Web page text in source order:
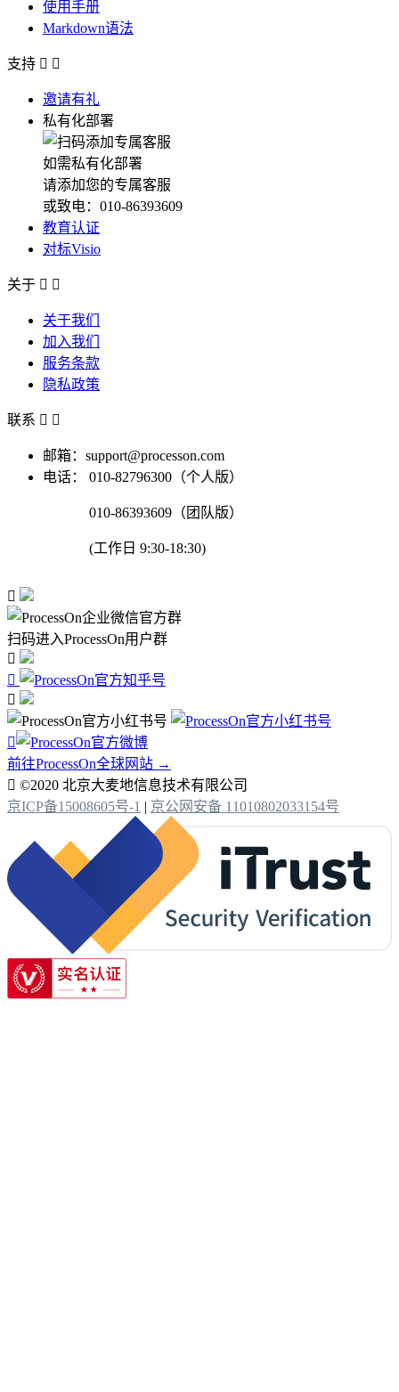
使用手册
Markdown语法
支持  
邀请有礼
私有化部署
如需私有化部署
请添加您的专属客服
或致电：010-86393609
教育认证
对标Visio
关于  
关于我们
加入我们
服务条款
隐私政策
联系  
邮箱：support@processon.com
电话：
010-82796300（个人版）
010-86393609（团队版）
(工作日 9:30-18:30)

扫码进入ProcessOn用户群




前往ProcessOn全球网站 →
 ©2020 北京大麦地信息技术有限公司
京ICP备15008605号-1 | 京公网安备 11010802033154号